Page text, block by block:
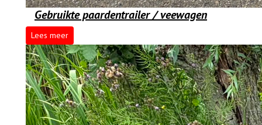
Gebruikte paardentrailer / veewagen
Lees meer